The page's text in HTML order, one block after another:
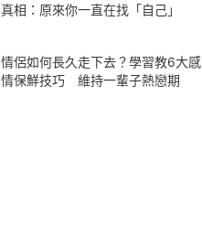
真相：原來你一直在找「自己」
情侶如何長久走下去？學習教6大感
情保鮮技巧 維持一輩子熱戀期